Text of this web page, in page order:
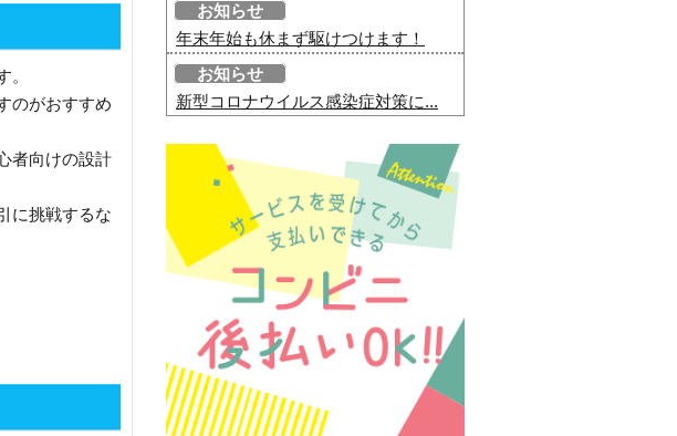
。
のがおすすめ
者向けの設計
に挑戦するな
お知らせ
年末年始も休まず駆けつけます！
お知らせ
新型コロナウイルス感染症対策に...